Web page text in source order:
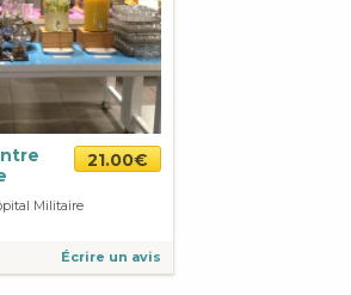
21.00€
Militaire
Écrire un avis